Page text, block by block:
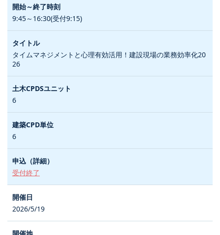
9:45～16:30(受付9:15)
タイムマネジメントと心理有効活用！建設現場の業務効率化20
26
6
6
受付終了
2026/5/19